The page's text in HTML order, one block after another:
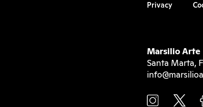
Privacy
Marsilio Arte
Santa Marta,